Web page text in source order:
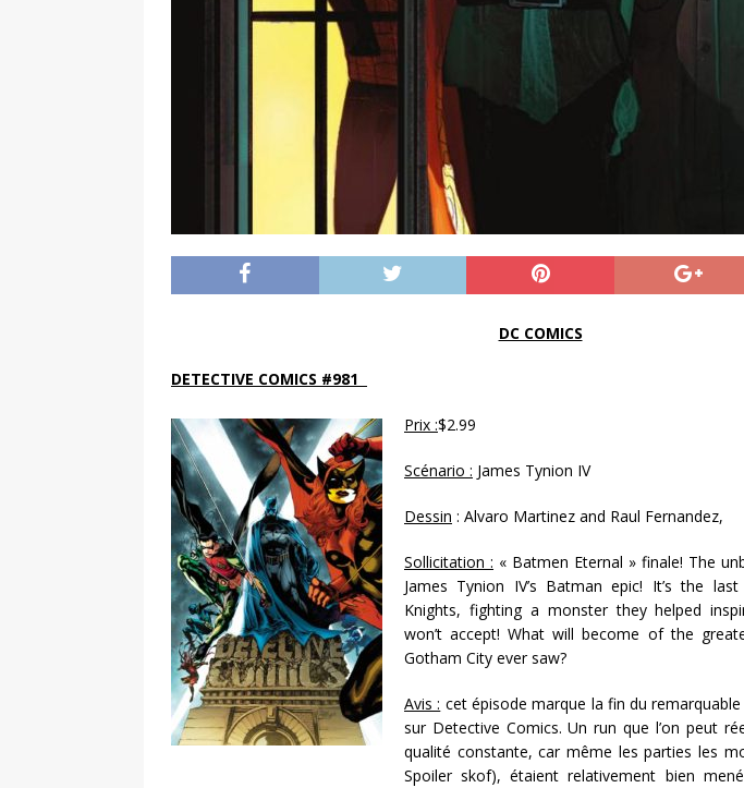
DC COMICS
DETECTIVE COMICS #981
Prix :$2.99
Scénario : James Tynion IV
Dessin : Alvaro Martinez and Raul Fernandez,
Sollicitation : « Batmen Eternal » finale! The
James Tynion IV’s Batman epic! It’s the
Knights, fighting a monster they helped
won’t accept! What will become of the
Gotham City ever saw?
Avis : cet épisode marque la fin du
sur Detective Comics. Un run que l’on peut
qualité constante, car même les parties les
Spoiler skof), étaient relativement bien